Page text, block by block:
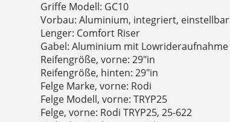
Griffe Modell: GC10
Vorbau: Aluminium, integriert, einstellbar
Lenger: Comfort Riser
Gabel: Aluminium mit Lowrideraufnahme
Reifengröße, vorne: 29"in
Reifengröße, hinten: 29"in
Felge Marke, vorne: Rodi
Felge Modell, vorne: TRYP25
Felge, vorne: Rodi TRYP25, 25-622